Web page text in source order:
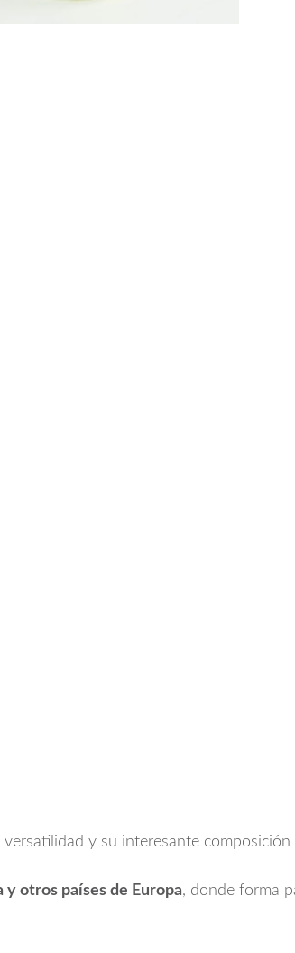
y su interesante
y otros países de Europa, donde forma